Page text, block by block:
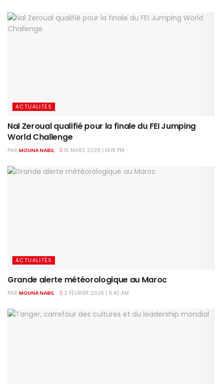
ACTUALITÉS
Nal Zeroual qualifié pour la finale du FEI Jumping
World Challenge
PAR MOUNA NABIL 16 MARS 2026 | 14:18 PM
ACTUALITÉS
Grande alerte météorologique au Maroc
PAR MOUNA NABIL 2 FÉVRIER 2026 | 9:40 AM